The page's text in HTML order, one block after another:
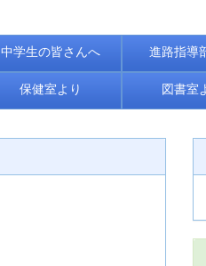
中学生の皆さんへ 進路指導
保健室より 図書室